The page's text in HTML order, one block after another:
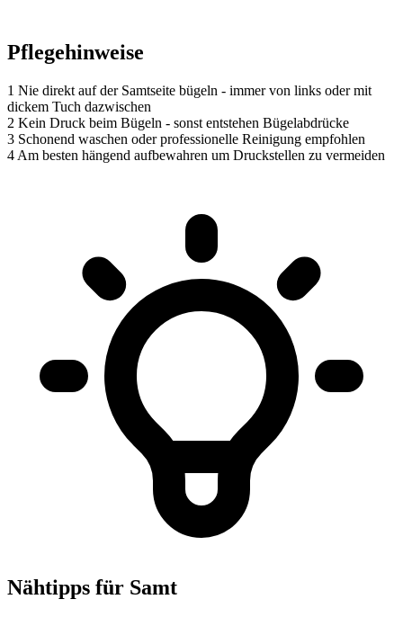
Pflegehinweise
1 Nie direkt auf der Samtseite bügeln - immer von links oder mit
dickem Tuch dazwischen
2 Kein Druck beim Bügeln - sonst entstehen Bügelabdrücke
3 Schonend waschen oder professionelle Reinigung empfohlen
4 Am besten hängend aufbewahren um Druckstellen zu vermeiden
Nähtipps für Samt